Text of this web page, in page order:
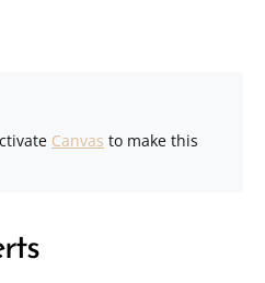
Canvas to make this